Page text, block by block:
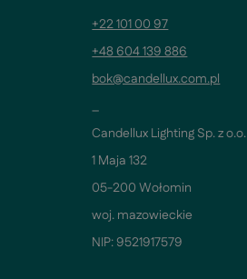
+22 101 00 97
+48 604 139 886
bok@candellux.com.pl
_
Candellux Lighting Sp. z o.o.
1 Maja 132
05-200 Wołomin
woj. mazowieckie
NIP: 9521917579